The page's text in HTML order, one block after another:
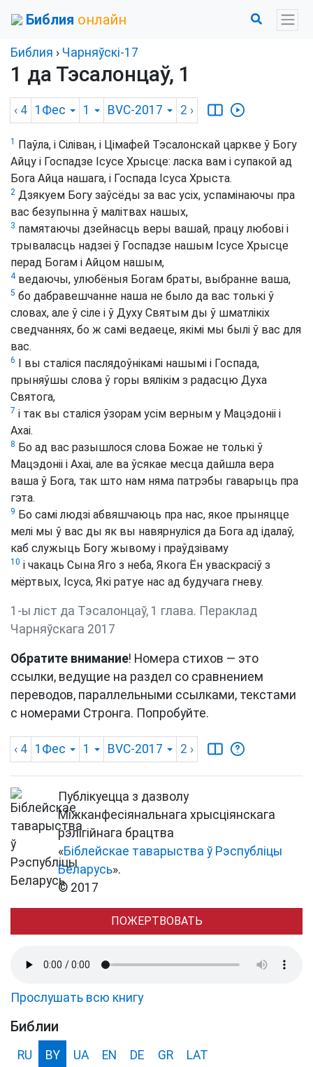
Библия онлайн
Библия › Чарняўскі-17
1 да Тэсалонцаў, 1
‹ 4 1Фес 1 BVC-2017 2 ›
1 Паўла, і Сіліван, і Цімафей Тэсалонскай царкве ў Богу
Айцу і Госпадзе Ісусе Хрысце: ласка вам і супакой ад
Бога Айца нашага, і Госпада Ісуса Хрыста.
2 Дзякуем Богу заўсёды за вас усіх, успамінаючы пра
вас безупынна ў малітвах нашых,
3 памятаючы дзейнасць веры вашай, працу любові і
трываласць надзеі ў Госпадзе нашым Ісусе Хрысце
перад Богам і Айцом нашым,
4ведаючы, улюбёныя Богам браты, выбранне ваша,
5 бо дабравешчанне наша не было да вас толькі ў
словах, але ў сіле і ў Духу Святым ды ў шматлікіх
сведчаннях, бо ж самі ведаеце, якімі мы былі ў вас для
вас.
6 І вы сталіся паслядоўнікамі нашымі і Госпада,
прыняўшы слова ў горы вялікім з радасцю Духа
Святога,
7 і так вы сталіся ўзорам усім верным у Мацэдоніі і
Ахаі.
8 Бо ад вас разышлося слова Божае не толькі ў
Мацэдоніі і Ахаі, але ва ўсякае месца дайшла вера
ваша ў Бога, так што нам няма патрэбы гаварыць пра
гэта.
9 Бо самі людзі абвяшчаюць пра нас, якое прыняцце
мелі мы ў вас ды як вы навярнуліся да Бога ад ідалаў,
каб служыць Богу жывому і праўдзіваму
10 і чакаць Сына Яго з неба, Якога Ён уваскрасіў з
мёртвых, Ісуса, Які ратуе нас ад будучага гневу.
1-ы ліст да Тэсалонцаў, 1 глава. Пераклад
Чарняўскага 2017
Обратите внимание! Номера стихов — это
ссылки, ведущие на раздел со сравнением
переводов, параллельными ссылками, текстами
с номерами Стронга. Попробуйте.
‹ 4 1Фес 1 BVC-2017 2 ›
Публікуецца з дазволу
Міжканфесіянальнага хрысціянскага
рэлігійнага брацтва
«Біблейскае таварыства ў Рэспубліцы
Беларусь».
© 2017
ПОЖЕРТВОВАТЬ
Прослушать всю книгу
Библии
RU BY UA EN DE GR LAT